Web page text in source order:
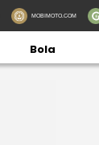
MOBIMOTO.COM
Bola